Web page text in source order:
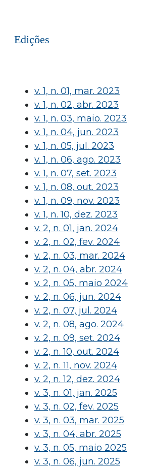
Edições
v. 1, n. 01, mar. 2023
v. 1, n. 02, abr. 2023
v. 1, n. 03, maio. 2023
v. 1, n. 04, jun. 2023
v. 1, n. 05, jul. 2023
v. 1, n. 06, ago. 2023
v. 1, n. 07, set. 2023
v. 1, n. 08, out. 2023
v. 1, n. 09, nov. 2023
v. 1, n. 10, dez. 2023
v. 2, n. 01, jan. 2024
v. 2, n. 02, fev. 2024
v. 2, n. 03, mar. 2024
v. 2, n. 04, abr. 2024
v. 2, n. 05, maio 2024
v. 2, n. 06, jun. 2024
v. 2, n. 07, jul. 2024
v. 2, n. 08, ago. 2024
v. 2, n. 09, set. 2024
v. 2, n. 10, out. 2024
v. 2, n. 11, nov. 2024
v. 2, n. 12, dez. 2024
v. 3, n. 01, jan. 2025
v. 3, n. 02, fev. 2025
v. 3, n. 03, mar. 2025
v. 3, n. 04, abr. 2025
v. 3, n. 05, maio 2025
v. 3, n. 06, jun. 2025